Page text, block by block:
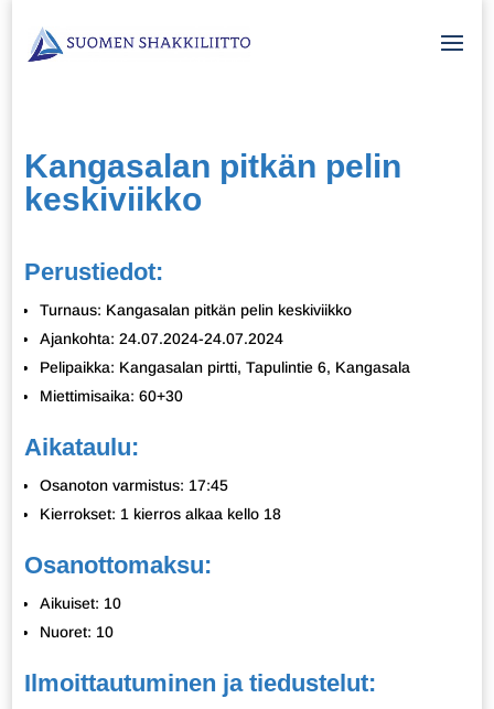
Kangasalan pitkän pelin
keskiviikko
Perustiedot:
Turnaus: Kangasalan pitkän pelin keskiviikko
Ajankohta: 24.07.2024-24.07.2024
Pelipaikka: Kangasalan pirtti, Tapulintie 6, Kangasala
Miettimisaika: 60+30
Aikataulu:
Osanoton varmistus: 17:45
Kierrokset: 1 kierros alkaa kello 18
Osanottomaksu:
Aikuiset: 10
Nuoret: 10
Ilmoittautuminen ja tiedustelut: